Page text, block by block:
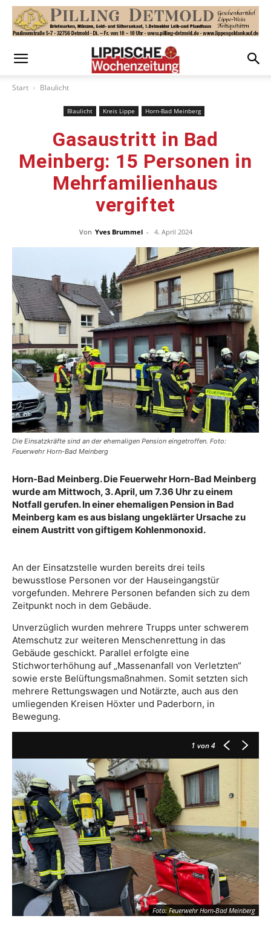
Start Blaulicht
Blaulicht Kreis Lippe Horn-Bad Meinberg
Gasaustritt in Bad
Meinberg: 15 Personen in
Mehrfamilienhaus
vergiftet
Von Yves Brummel - 4. April 2024
Die Einsatzkräfte sind an der ehemaligen Pension eingetroffen. Foto:
Feuerwehr Horn-Bad Meinberg
Horn-Bad Meinberg. Die Feuerwehr Horn-Bad Meinberg
wurde am Mittwoch, 3. April, um 7.36 Uhr zu einem
Notfall gerufen. In einer ehemaligen Pension in Bad
Meinberg kam es aus bislang ungeklärter Ursache zu
einem Austritt von giftigem Kohlenmonoxid.
An der Einsatzstelle wurden bereits drei teils
bewusstlose Personen vor der Hauseingangstür
vorgefunden. Mehrere Personen befanden sich zu dem
Zeitpunkt noch in dem Gebäude.
Unverzüglich wurden mehrere Trupps unter schwerem
Atemschutz zur weiteren Menschenrettung in das
Gebäude geschickt. Parallel erfolgte eine
Stichworterhöhung auf „Massenanfall von Verletzten“
sowie erste Belüftungsmaßnahmen. Somit setzten sich
mehrere Rettungswagen und Notärzte, auch aus den
umliegenden Kreisen Höxter und Paderborn, in
Bewegung.
1 von 4
Foto: Feuerwehr Horn-Bad Meinberg